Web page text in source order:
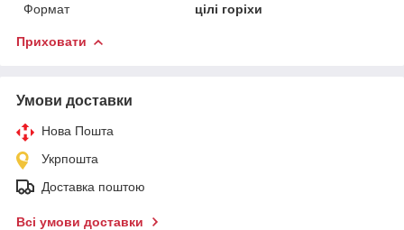
Формат
цілі горіхи
Приховати
Умови доставки
Нова Пошта
Укрпошта
Доставка поштою
Всі умови доставки